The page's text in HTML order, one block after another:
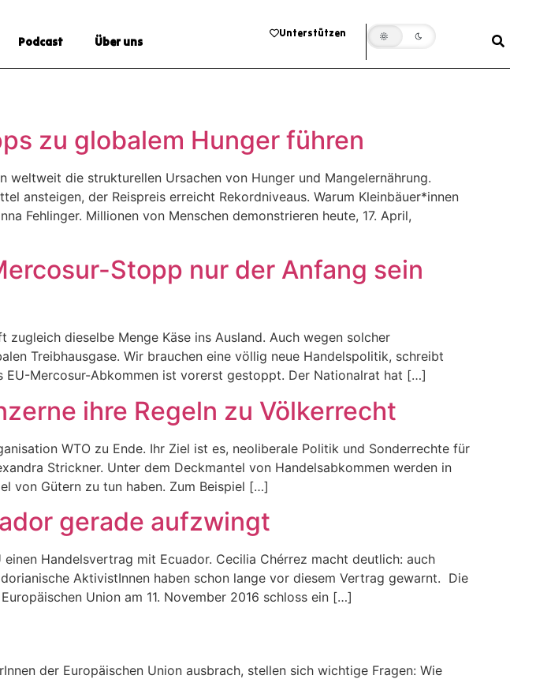
Podcast Über uns
Unterstützen
zu globalem Hunger führen
weltweit die strukturellen Ursachen von Hunger und Mangelernährung.
ansteigen, der Reispreis erreicht Rekordniveaus. Warum Kleinbäuer*innen
Fehlinger. Millionen von Menschen demonstrieren heute, 17. April,
Stopp nur der Anfang sein
dieselbe Menge Käse ins Ausland. Auch wegen solcher
Treibhausgase. Wir brauchen eine völlig neue Handelspolitik, schreibt
EU-Mercosur-Abkommen ist vorerst gestoppt. Der Nationalrat hat […]
ihre Regeln zu Völkerrecht
WTO zu Ende. Ihr Ziel ist es, neoliberale Politik und Sonderrechte für
Strickner. Unter dem Deckmantel von Handelsabkommen werden in
von Gütern zu tun haben. Zum Beispiel […]
gerade aufzwingt
Handelsvertrag mit Ecuador. Cecilia Chérrez macht deutlich: auch
AktivistInnen haben schon lange vor diesem Vertrag gewarnt. Die
Union am 11. November 2016 schloss ein […]
der Europäischen Union ausbrach, stellen sich wichtige Fragen: Wie